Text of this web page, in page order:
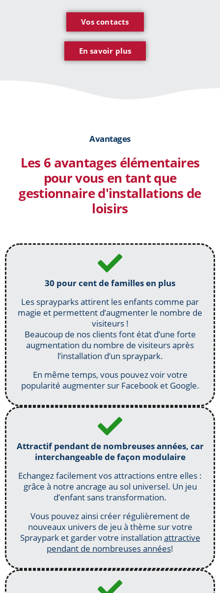
Vos contacts
En savoir plus
Avantages
Les 6 avantages élémentaires
pour vous en tant que
gestionnaire d'installations de
loisirs
30 pour cent de familles en plus
Les sprayparks attirent les enfants comme par
magie et permettent d’augmenter le nombre de
visiteurs !
Beaucoup de nos clients font état d’une forte
augmentation du nombre de visiteurs après
l’installation d’un spraypark.
En même temps, vous pouvez voir votre
popularité augmenter sur Facebook et Google.
Attractif pendant de nombreuses années, car
interchangeable de façon modulaire
Echangez facilement vos attractions entre elles :
grâce à notre ancrage au sol universel. Un jeu
d’enfant sans transformation.
Vous pouvez ainsi créer régulièrement de
nouveaux univers de jeu à thème sur votre
Spraypark et garder votre installation attractive
pendant de nombreuses années!